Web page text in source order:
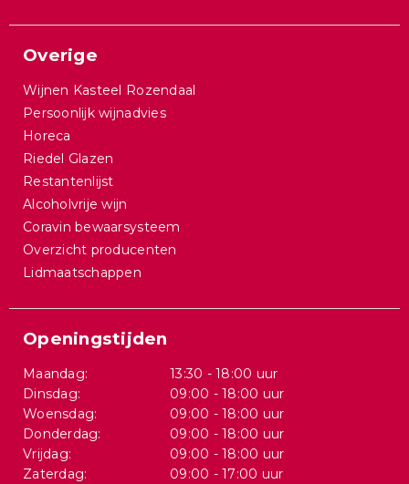
Overige
Wijnen Kasteel Rozendaal
Persoonlijk wijnadvies
Horeca
Riedel Glazen
Restantenlijst
Alcoholvrije wijn
Coravin bewaarsysteem
Overzicht producenten
Lidmaatschappen
Openingstijden
Maandag:
13:30 - 18:00 uur
Dinsdag:
09:00 - 18:00 uur
Woensdag:
09:00 - 18:00 uur
Donderdag:
09:00 - 18:00 uur
Vrijdag:
09:00 - 18:00 uur
Zaterdag:
09:00 - 17:00 uur